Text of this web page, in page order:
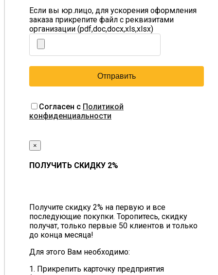
Если вы юр.лицо, для ускорения оформления
заказа прикрепите файл с реквизитами
организации (pdf,doc,docx,xls,xlsx)
Согласен с Политикой
конфиденциальности
×
ПОЛУЧИТЬ СКИДКУ 2%
Получите скидку 2% на первую и все
последующие покупки. Торопитесь, скидку
получат, только первые 50 клиентов и только
до конца месяца!
Для этого Вам необходимо:
1. Прикрепить карточку предприятия